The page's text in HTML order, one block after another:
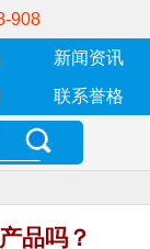
908
新闻资讯
联系誉格
品吗？